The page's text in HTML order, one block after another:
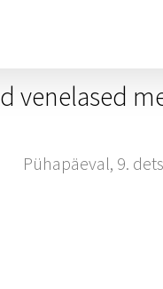
venelased
Pühapäeval, 9.